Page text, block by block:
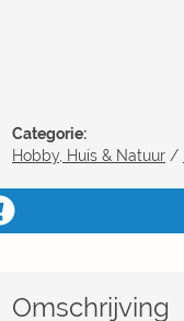
Categorie:
Hobby, Huis & Natuur /
Omschrijving